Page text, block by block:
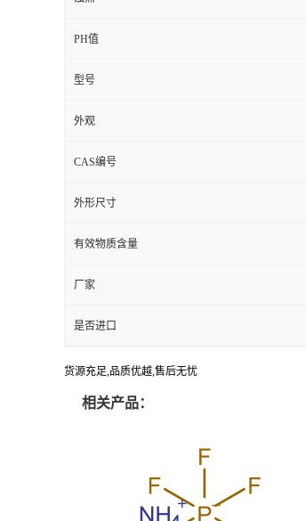
PH值
型号
外观
CAS编号
外形尺寸
有效物质含量
厂家
是否进口
货源充足,品质优越,售后无忧
相关产品：